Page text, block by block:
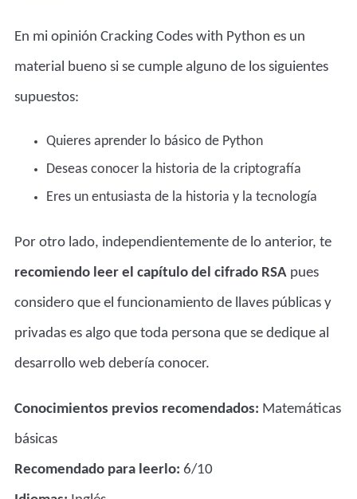
En mi opinión Cracking Codes with Python es un
material bueno si se cumple alguno de los siguientes
supuestos:
Quieres aprender lo básico de Python
Deseas conocer la historia de la criptografía
Eres un entusiasta de la historia y la tecnología
Por otro lado, independientemente de lo anterior, te
recomiendo leer el capítulo del cifrado RSA pues
considero que el funcionamiento de llaves públicas y
privadas es algo que toda persona que se dedique al
desarrollo web debería conocer.
Conocimientos previos recomendados: Matemáticas
básicas
Recomendado para leerlo: 6/10